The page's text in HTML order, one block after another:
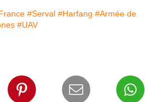
#Serval #Harfang #Armée de
#UAV